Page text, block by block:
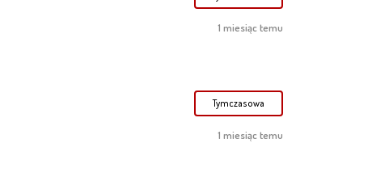
1 miesiąc temu
Tymczasowa
1 miesiąc temu